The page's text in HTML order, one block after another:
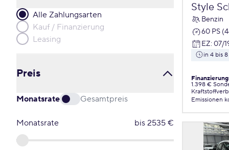
Alle Zahlungsarten
Kauf / Finanzierung
Leasing
Preis
Monatsrate Gesamtpreis
Monatsrate bis 2535 €
Style
Benzin
60 PS
EZ: 07/
in 4 bis
1.398 €
Emissionen